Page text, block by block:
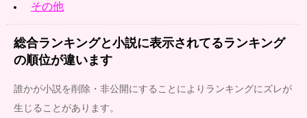
その他
総合ランキングと小説に表示されてるランキング
の順位が違います
誰かが小説を削除・非公開にすることによりランキングにズレが
生じることがあります。